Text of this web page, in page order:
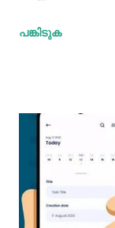
കഴിഞ്ഞ
ഇവിടങ്ങളില്‍
അപകടനിരക്കും
അപേക്ഷിച്ച്‌
പങ്കിടുക